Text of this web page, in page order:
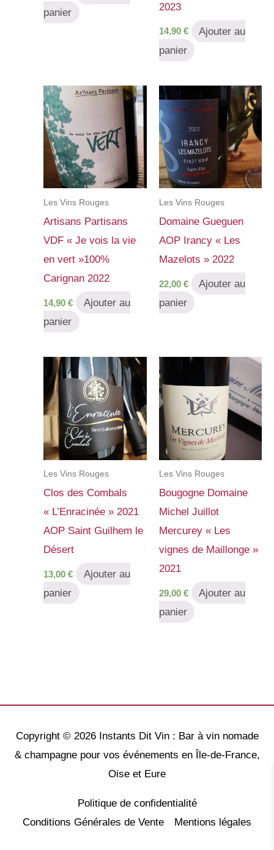
panier
2023
14,90 €
Ajouter au
panier
Les Vins Rouges
Artisans Partisans
VDF « Je vois la vie
en vert »100%
Carignan 2022
14,90 €
Ajouter au
panier
Les Vins Rouges
Domaine Gueguen
AOP Irancy « Les
Mazelots » 2022
22,00 €
Ajouter au
panier
Les Vins Rouges
Clos des Combals
« L’Enracinée » 2021
AOP Saint Guilhem le
Désert
13,00 €
Ajouter au
panier
Les Vins Rouges
Bougogne Domaine
Michel Juillot
Mercurey « Les
vignes de Maillonge »
2021
29,00 €
Ajouter au
panier
Copyright © 2026 Instants Dit Vin : Bar à vin nomade
& champagne pour vos événements en Île-de-France,
Oise et Eure
Politique de confidentialité
Conditions Générales de Vente
Mentions légales